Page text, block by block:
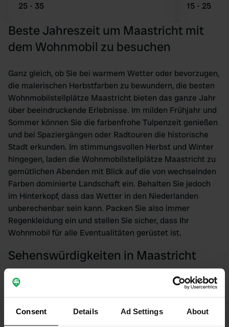
Consent Details Ad Settings About
25 - 35 15 - 25
Beste Jahreszeit um Maastricht mit
dem Wohnmobil zu besuchen
Ganz gleich, ob Sie bei warmem Wetter oder bevorzugen,
die malerischen Herbstfarben zu bewundern, die besten
Wohnmobilstellplätze Maastricht bieten das ganze Jahr
über beeindruckende Erlebnisse. Im milden Frühjahr und
Sommer können Sie die farbenfrohe Tulpenzeit genießen
und bei Spaziergängen oder Radtouren die historische
Stadt erkunden. Im stimmungsvollen Herbst und Winter
hingegen, laden die Wohnmobilstellplätze Maastricht zu
gemütlichen Abenden mit Blick auf die von wechselnden
Farben dominierte Landschaft ein. Behalten Sie jedoch
im Hinterkopf, dass das Wetter in den Niederlanden
unberechenbar sein kann. Packen Sie also immer
Regenkleidung ein und stellen Sie sicher, dass Ihr
Wohnmobil für alle Eventualitäten gerüstet ist.
Sehenswürdigkeiten in Maastricht
Spannend für Wohnmobilfahrer sind die speziellen
Geschichte? Dann sollten Sie unbedingt das
Bonnefantenmuseum besuchen, das beeindruckende